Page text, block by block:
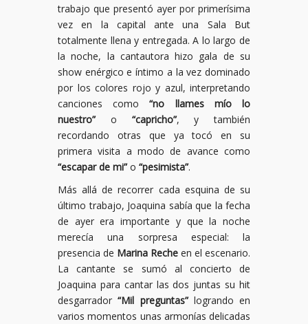
trabajo que presentó ayer por primerísima
vez en la capital ante una Sala But
totalmente llena y entregada. A lo largo de
la noche, la cantautora hizo gala de su
show enérgico e íntimo a la vez dominado
por los colores rojo y azul, interpretando
canciones como“no llames mío lo
nuestro”o “capricho”, y también
recordando otras que ya tocó en su
primera visita a modo de avance como
“escapar de mi”o “pesimista”.
Más allá de recorrer cada esquina de su
último trabajo, Joaquina sabía que la fecha
de ayer era importante y que la noche
merecía una sorpresa especial: la
presencia de Marina Reche en el escenario.
La cantante se sumó al concierto de
Joaquina para cantar las dos juntas su hit
desgarrador“Mil preguntas”logrando en
varios momentos unas armonías delicadas